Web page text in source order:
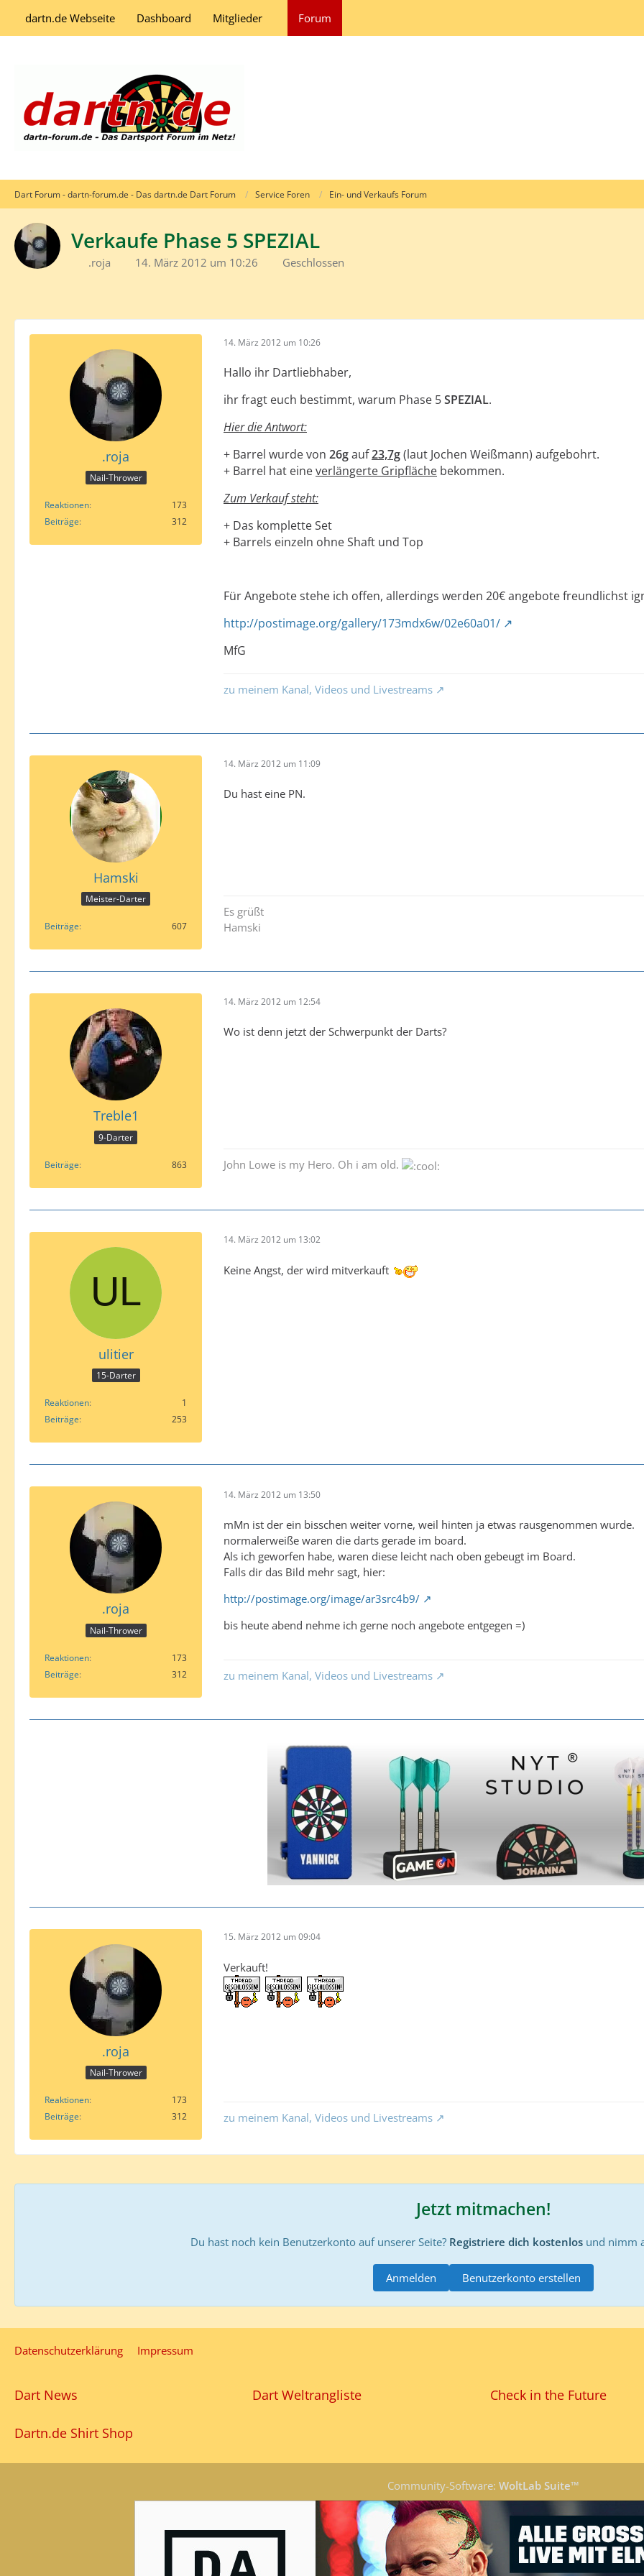
dartn.de Webseite Dashboard Mitglieder Forum
Dart Forum - dartn-forum.de - Das dartn.de Dart Forum Service Foren Ein- und Verkaufs Forum
Verkaufe Phase 5 SPEZIAL
.roja 14. März 2012 um 10:26 Geschlossen
.roja
Nail-Thrower
Reaktionen
173
Beiträge
312
14. März 2012 um 10:26
Hallo ihr Dartliebhaber,
ihr fragt euch bestimmt, warum Phase 5SPEZIAL.
Hier die Antwort:
+ Barrel wurde von 26gauf23,7g(laut Jochen Weißmann) aufgebohrt.
+ Barrel hat eineverlängerte Gripfläche bekommen.
Zum Verkauf steht:
+ Das komplette Set
+ Barrels einzeln ohne Shaft und Top
Für Angebote stehe ich offen, allerdings werden 20€ angebote freundlichst
http://postimage.org/gallery/173mdx6w/02e60a01/
MfG
zu meinem Kanal, Videos und Livestreams
Hamski
Meister-Darter
Beiträge 607
14. März 2012 um 11:09
Du hast eine PN.
Es grüßt
Hamski
Treble1
9-Darter
Beiträge 863
14. März 2012 um 12:54
Wo ist denn jetzt der Schwerpunkt der Darts?
John Lowe is my Hero. Oh i am old.
ulitier
15-Darter
Reaktionen
1
Beiträge
253
14. März 2012 um 13:02
Keine Angst, der wird mitverkauft
.roja
Nail-Thrower
Reaktionen
173
Beiträge
312
14. März 2012 um 13:50
mMn ist der ein bisschen weiter vorne, weil hinten ja etwas rausgenommen wurde.
normalerweiße waren die darts gerade im board.
Als ich geworfen habe, waren diese leicht nach oben gebeugt im Board.
Falls dir das Bild mehr sagt, hier:
http://postimage.org/image/ar3src4b9/
bis heute abend nehme ich gerne noch angebote entgegen =)
zu meinem Kanal, Videos und Livestreams
.roja
Nail-Thrower
Reaktionen
173
Beiträge
312
15. März 2012 um 09:04
Verkauft!
zu meinem Kanal, Videos und Livestreams
Jetzt mitmachen!
Du hast noch kein Benutzerkonto auf unserer Seite? Registriere dich kostenlos und nimm
Benutzerkonto erstellen
Anmelden
Datenschutzerklärung Impressum
Dart News Dart Weltrangliste Check in the Future
Dartn.de Shirt Shop
Community-Software: WoltLab Suite™